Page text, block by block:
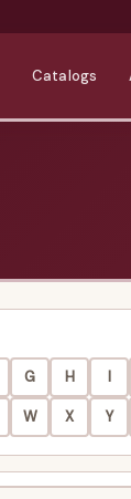
Catalogs
G H I
W X Y